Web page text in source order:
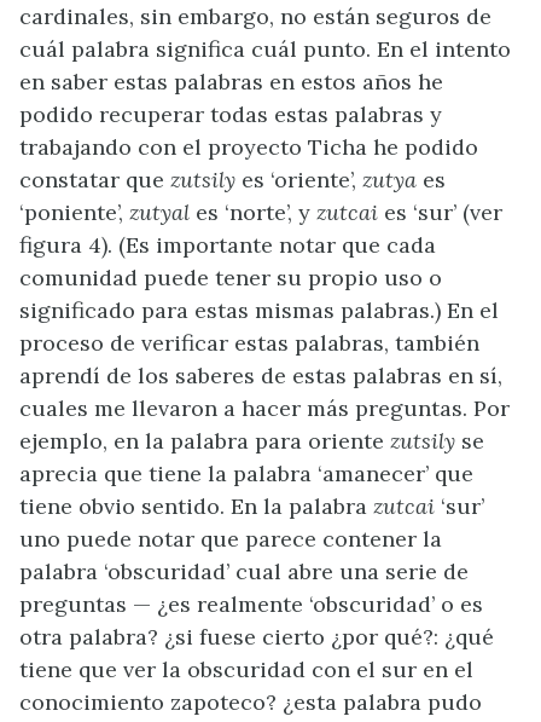
cardinales, sin embargo, no están seguros de
cuál palabra significa cuál punto. En el intento
en saber estas palabras en estos años he
podido recuperar todas estas palabras y
trabajando con el proyecto Ticha he podido
constatar que zutsily es ‘oriente’, zutya es
‘poniente’, zutyal es ‘norte’, y zutcai es ‘sur’ (ver
figura 4). (Es importante notar que cada
comunidad puede tener su propio uso o
significado para estas mismas palabras.) En el
proceso de verificar estas palabras, también
aprendí de los saberes de estas palabras en sí,
cuales me llevaron a hacer más preguntas. Por
ejemplo, en la palabra para oriente zutsily se
aprecia que tiene la palabra ‘amanecer’ que
tiene obvio sentido. En la palabra zutcai ‘sur’
uno puede notar que parece contener la
palabra ‘obscuridad’ cual abre una serie de
preguntas — ¿es realmente ‘obscuridad’ o es
otra palabra? ¿si fuese cierto ¿por qué?: ¿qué
tiene que ver la obscuridad con el sur en el
conocimiento zapoteco? ¿esta palabra pudo